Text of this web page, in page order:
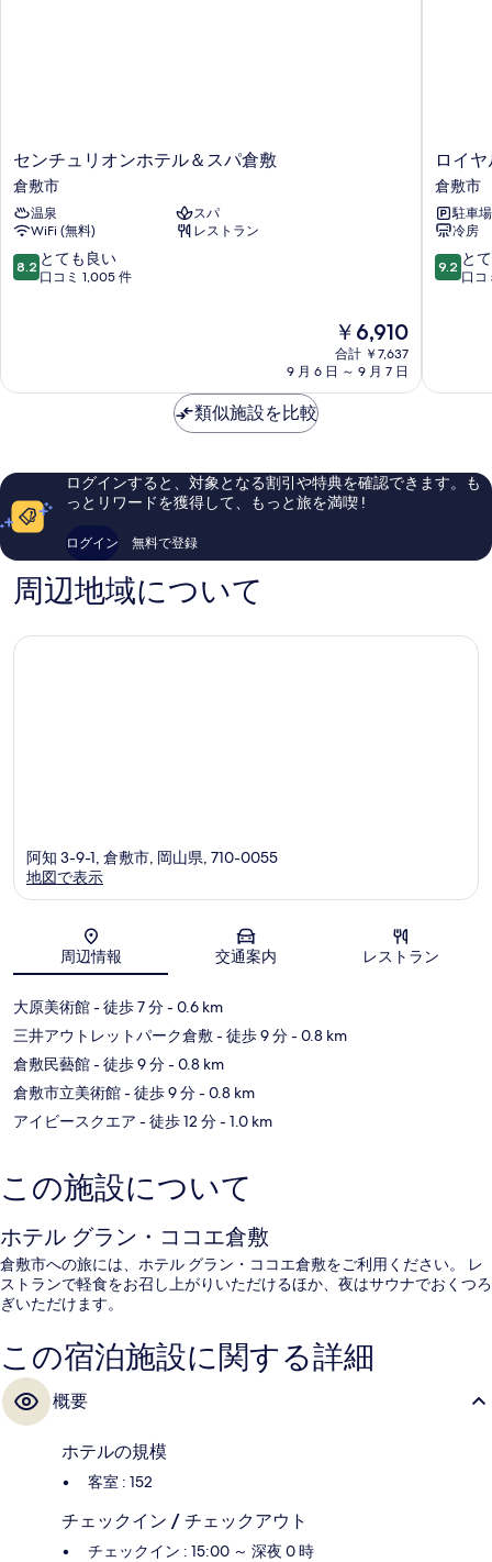
て
の
写
真
を
る
セ
ン
チ
ュ
リ
オ
ン
パ
敷
センチュリオンホテル＆スパ倉敷
倉敷市
温泉
スパ
WiFi (無料)
レストラン
10
段
も
コ
1,005
件
の
口
ミ
8.2 とても良い
口コミ 1,005 件
現
在
の
￥6,910
合計 ￥7,637
9 月 6 日 ～ 9 月 7 日
ロ
イ
ヤ
ル
パ
ー
ク
倉
ロイ
倉敷市
駐車
冷房
10
段
も
し
い、
の
9.2 と
口コ
類似施設を比較
ログインすると、対象となる割引や特典を確認できます。も
っとリワードを獲得して、もっと旅を満喫 !
ログイン 無料で登録
周辺地域について
地図
阿知 3-9-1, 倉敷市, 岡山県, 710-0055
地図で表示
周辺情報 交通案内 レストラン
大原美術館- 徒歩 7 分- 0.6 km
三井アウトレットパーク倉敷- 徒歩 9 分- 0.8 km
倉敷民藝館- 徒歩 9 分- 0.8 km
倉敷市立美術館- 徒歩 9 分- 0.8 km
アイビースクエア - 徒歩 12 分- 1.0 km
この施設について
ホテル グラン・ココエ倉敷
倉敷市への旅には、ホテル グラン・ココエ倉敷をご利用ください。 レ
ストランで軽食をお召し上がりいただけるほか、夜はサウナでおくつろ
ぎいただけます。
この宿泊施設に関する詳細
概要
ホテルの規模
客室 : 152
チェックイン / チェックアウト
チェックイン : 15:00 ～ 深夜 0 時